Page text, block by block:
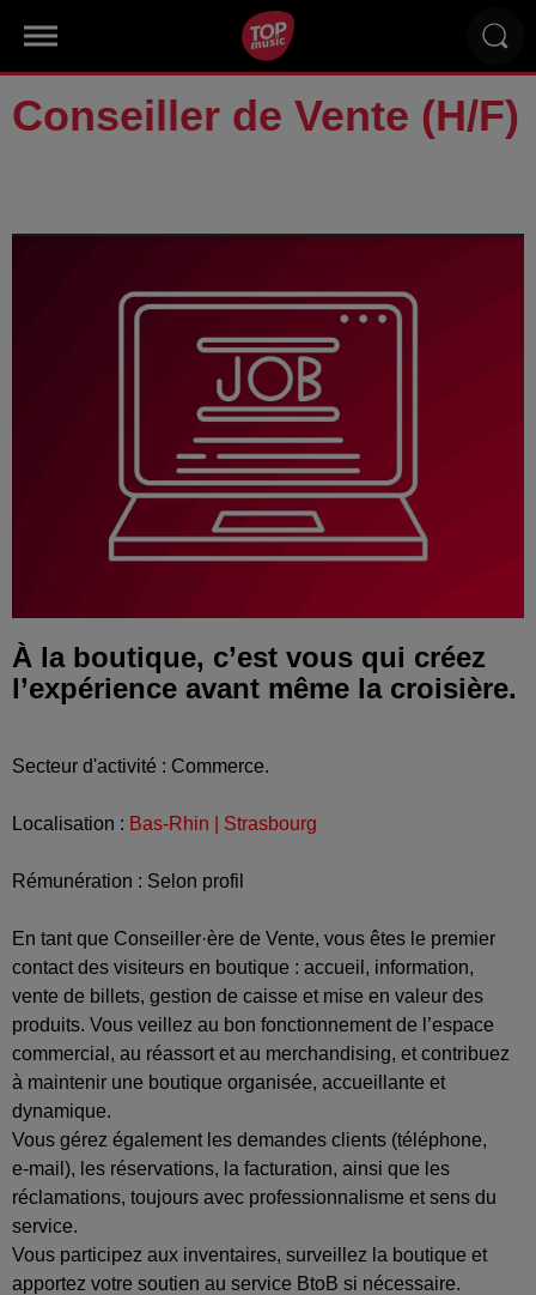
Conseiller de Vente (H/F)
À la boutique, c’est vous qui créez
l’expérience avant même la croisière.
Secteur d'activité : Commerce.
Localisation : Bas-Rhin | Strasbourg
Rémunération : Selon profil
En tant que Conseiller·ère de Vente, vous êtes le premier
contact des visiteurs en boutique : accueil, information,
vente de billets, gestion de caisse et mise en valeur des
produits. Vous veillez au bon fonctionnement de l’espace
commercial, au réassort et au merchandising, et contribuez
à maintenir une boutique organisée, accueillante et
dynamique.
Vous gérez également les demandes clients (téléphone,
e‑mail), les réservations, la facturation, ainsi que les
réclamations, toujours avec professionnalisme et sens du
service.
Vous participez aux inventaires, surveillez la boutique et
apportez votre soutien au service BtoB si nécessaire.